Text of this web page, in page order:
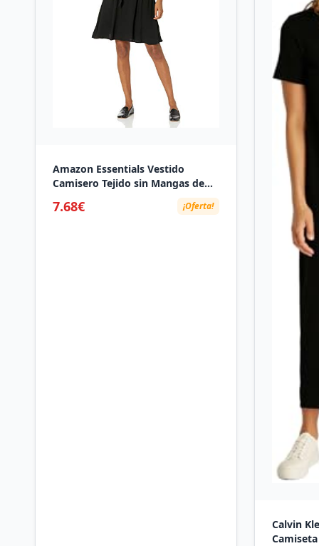
Amazon Essentials Vestido
Camisero Tejido sin Mangas de
Ajuste Relajado Mujer, Negro,
XXL
7.68€ ¡Oferta!
Calvin